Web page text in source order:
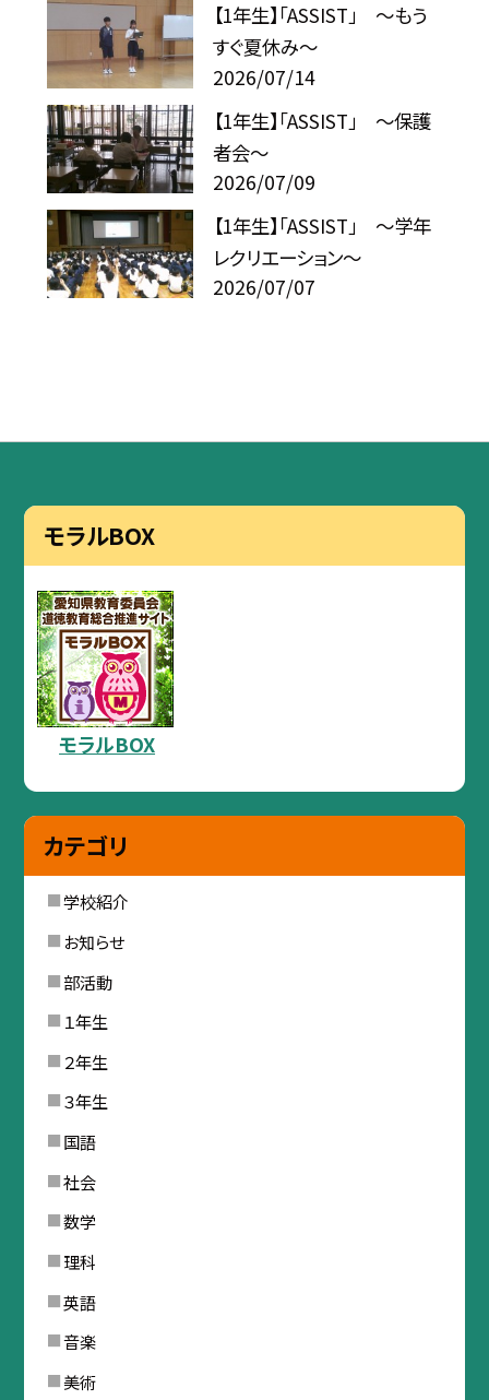
【1年生】「ASSIST」 ～もう
すぐ夏休み～
2026/07/14
【1年生】「ASSIST」 ～保護
者会～
2026/07/09
【1年生】「ASSIST」 ～学年
レクリエーション～
2026/07/07
モラルBOX
モラルBOX
カテゴリ
学校紹介
お知らせ
部活動
１年生
２年生
３年生
国語
社会
数学
理科
英語
音楽
美術